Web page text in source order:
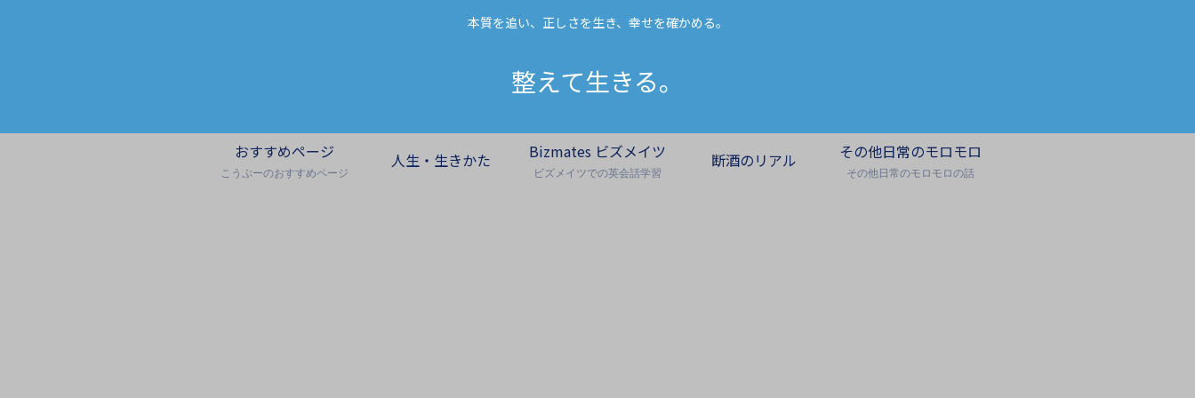
本質を追い、正しさを生き、幸せを確かめる。
整えて生きる。
おすすめページ
こうぷーのおすすめページ
人生・生きかた Bizmates ビズメイツ
ビズメイツでの英会話学習
断酒のリアル その他日常のモロモロ
その他日常のモロモロの話